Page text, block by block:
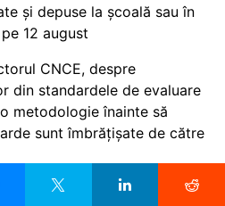
și depuse la școală sau în
12 august
CNCE, despre
din standardele de evaluare
metodologie înainte să
sunt îmbrățișate de către